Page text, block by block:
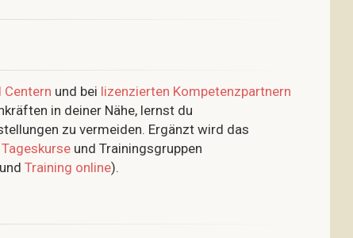
und bei lizenzierten Kompetenzpartnern
in deiner Nähe, lernst du
zu vermeiden. Ergänzt wird das
Tageskurse und Trainingsgruppen
und Training online).